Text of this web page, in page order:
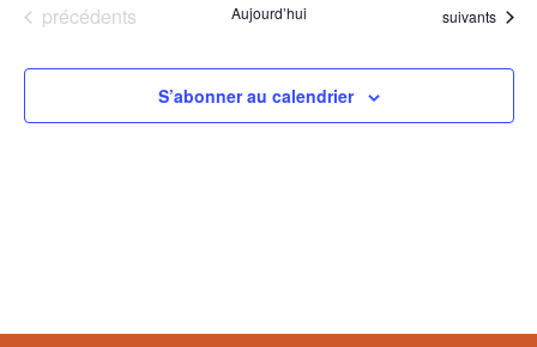
Évènements
précédents Aujourd’hui Évènements
suivants
S’abonner au calendrier